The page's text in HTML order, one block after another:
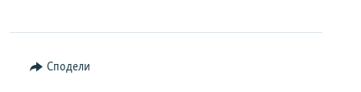
Сподели